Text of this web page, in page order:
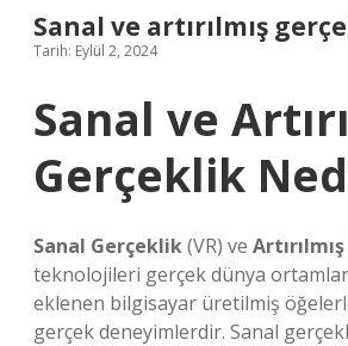
Sanal ve artırılmış
Tarih: Eylül 2, 2024
Sanal ve
Gerçeklik
Sanal Gerçeklik(VR) ve
teknolojileri gerçek dünya
eklenen bilgisayar üretilmiş
gerçek deneyimlerdir. Sanal